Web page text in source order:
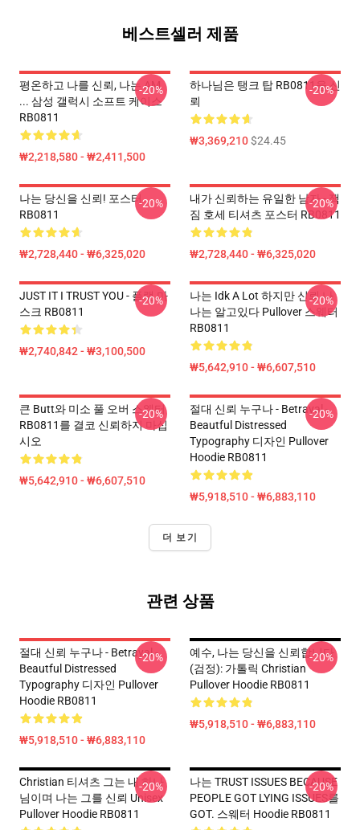
베스트셀러 제품
평온하고 나를 신뢰, 나는 AM
... 삼성 갤럭시 소프트 케이스
RB0811
₩2,218,580 - ₩2,411,500
-20%
하나님은 탱크 탑 RB0811을 신
뢰
₩3,369,210$24.45
-20%
나는 당신을 신뢰! 포스터
RB0811
₩2,728,440 - ₩6,325,020
-20%
내가 신뢰하는 유일한 남자 - 잭
짐 호세 티셔츠 포스터 RB0811
₩2,728,440 - ₩6,325,020
-20%
JUST IT I TRUST YOU - 플랫 마
스크 RB0811
₩2,740,842 - ₩3,100,500
-20%
나는 Idk A Lot 하지만 신뢰 나
나는 알고있다 Pullover 스웨터
RB0811
₩5,642,910 - ₩6,607,510
-20%
큰 Butt와 미소 풀 오버 스웨터
RB0811를 결코 신뢰하지 마십
시오
₩5,642,910 - ₩6,607,510
-20%
절대 신뢰 누구나 - Betrayal -
Beautful Distressed
Typography 디자인 Pullover
Hoodie RB0811
₩5,918,510 - ₩6,883,110
-20%
더 보기
관련 상품
절대 신뢰 누구나 - Betrayal -
Beautful Distressed
Typography 디자인 Pullover
Hoodie RB0811
₩5,918,510 - ₩6,883,110
-20%
예수, 나는 당신을 신뢰합니다
(검정): 가톨릭 Christian
Pullover Hoodie RB0811
₩5,918,510 - ₩6,883,110
-20%
Christian 티셔츠 그는 내 하나
님이며 나는 그를 신뢰 Unisex
Pullover Hoodie RB0811
-20%
나는 TRUST ISSUES BECAUSE
PEOPLE GOT LYING ISSUES를
GOT. 스웨터 Hoodie RB0811
-20%